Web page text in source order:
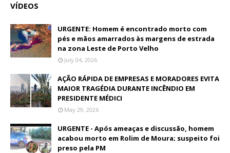
VÍDEOS
URGENTE: Homem é encontrado morto com
pés e mãos amarrados às margens de estrada
na zona Leste de Porto Velho
July 04, 2026
AÇÃO RÁPIDA DE EMPRESAS E MORADORES EVITA
MAIOR TRAGÉDIA DURANTE INCÊNDIO EM
PRESIDENTE MÉDICI
May 29, 2026
URGENTE - Após ameaças e discussão, homem
acabou morto em Rolim de Moura; suspeito foi
preso pela PM